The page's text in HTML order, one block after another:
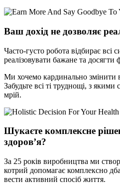
Ваш дохід не дозволяє
Часто-густо робота відбирає
реалізовувати бажане та досягти
Ми хочемо кардинально змінити
Забудьте всі ті труднощі, з
мрій.
Шукаєте комплексне
здоров’я?
За 25 років виробництва ми
котрий допомагає комплексно
вести активний спосіб життя.